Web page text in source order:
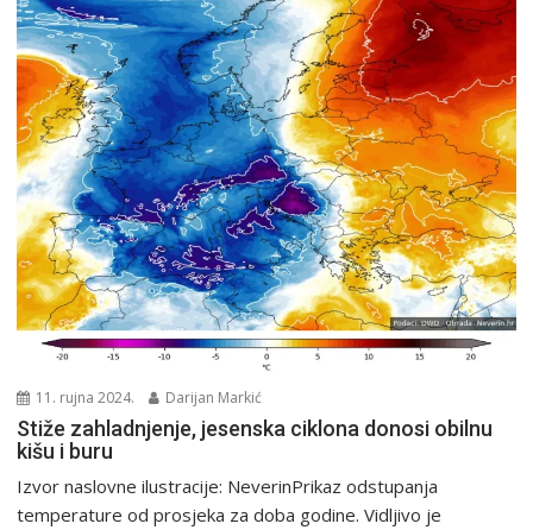
11. rujna 2024. Darijan Markić
Stiže zahladnjenje, jesenska ciklona donosi obilnu
kišu i buru
Izvor naslovne ilustracije: NeverinPrikaz odstupanja
temperature od prosjeka za doba godine. Vidljivo je